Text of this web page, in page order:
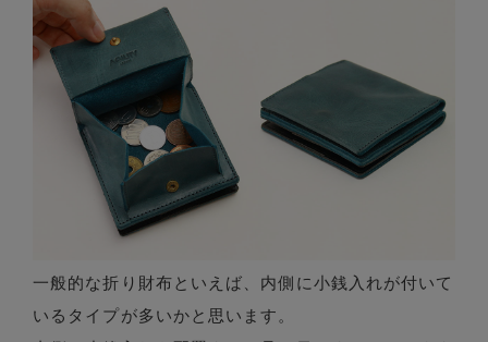
一般的な折り財布といえば、内側に小銭入れが付いて
いるタイプが多いかと思います。